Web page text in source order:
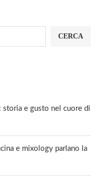
CERCA
storia e gusto nel cuore di
e mixology parlano la